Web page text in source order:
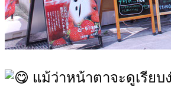
แม้ว่าหน้าตาจะดูเรียบ